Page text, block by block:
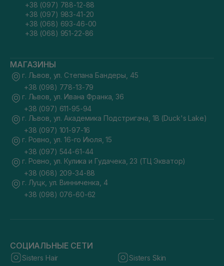
+38 (097) 788-12-88
+38 (097) 983-41-20
+38 (068) 693-46-00
+38 (068) 951-22-86
МАГАЗИНЫ
г. Львов, ул. Степана Бандеры, 45
+38 (098) 778-13-79
г. Львов, ул. Ивана Франка, 36
+38 (097) 611-95-94
г. Львов, ул. Академика Подстригача, 1В (Duck's Lake)
+38 (097) 101-97-16
г. Ровно, ул. 16-го Июля, 15
+38 (097) 544-61-44
г. Ровно, ул. Кулика и Гудачека, 23 (ТЦ Экватор)
+38 (068) 209-34-88
г. Луцк, ул. Винниченка, 4
+38 (098) 076-60-62
СОЦИАЛЬНЫЕ СЕТИ
Sisters Hair Sisters Skin